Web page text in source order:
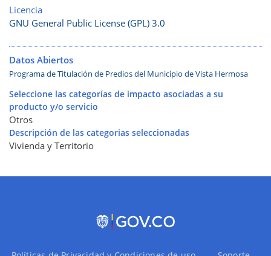
Licencia
GNU General Public License (GPL) 3.0
Datos Abiertos
Programa de Titulación de Predios del Municipio de Vista Hermosa
Seleccione las categorías de impacto asociadas a su
producto y/o servicio
Otros
Descripción de las categorias seleccionadas
Vivienda y Territorio